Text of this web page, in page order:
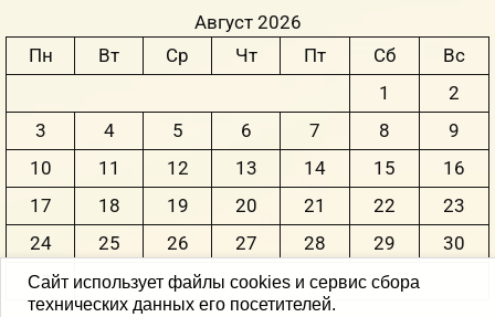
Август 2026
Пн
Вт Ср Чт Пт Сб
Вс
1
2
3
4 5 6 7 8
9
10
11 12 13 14 15
16
17
18 19 20 21 22
23
24
25 26 27 28 29
30
31
Сайт использует файлы cookies и сервис сбора
технических данных его посетителей.